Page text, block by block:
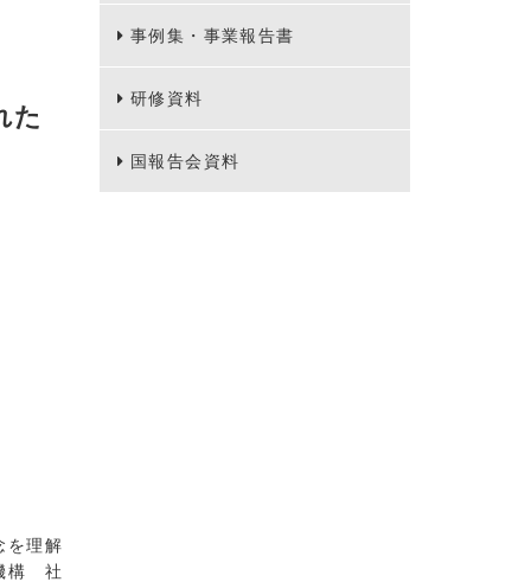
た
を理解
構 社
事例集・事業報告書
研修資料
国報告会資料